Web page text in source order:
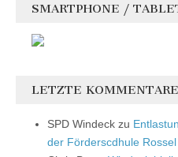
SMARTPHONE /
LETZTE KOMMENTARE
SPD Windeck zu
der Förderscdhule Rossel